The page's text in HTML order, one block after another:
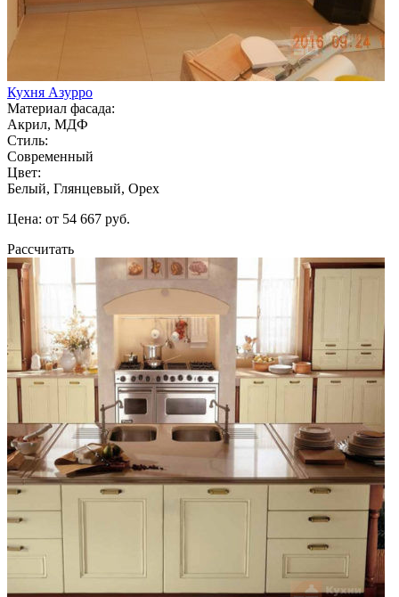
Кухня Азурро
Материал фасада:
Акрил, МДФ
Стиль:
Современный
Цвет:
Белый, Глянцевый, Орех
Цена: от 54 667 руб.
Рассчитать